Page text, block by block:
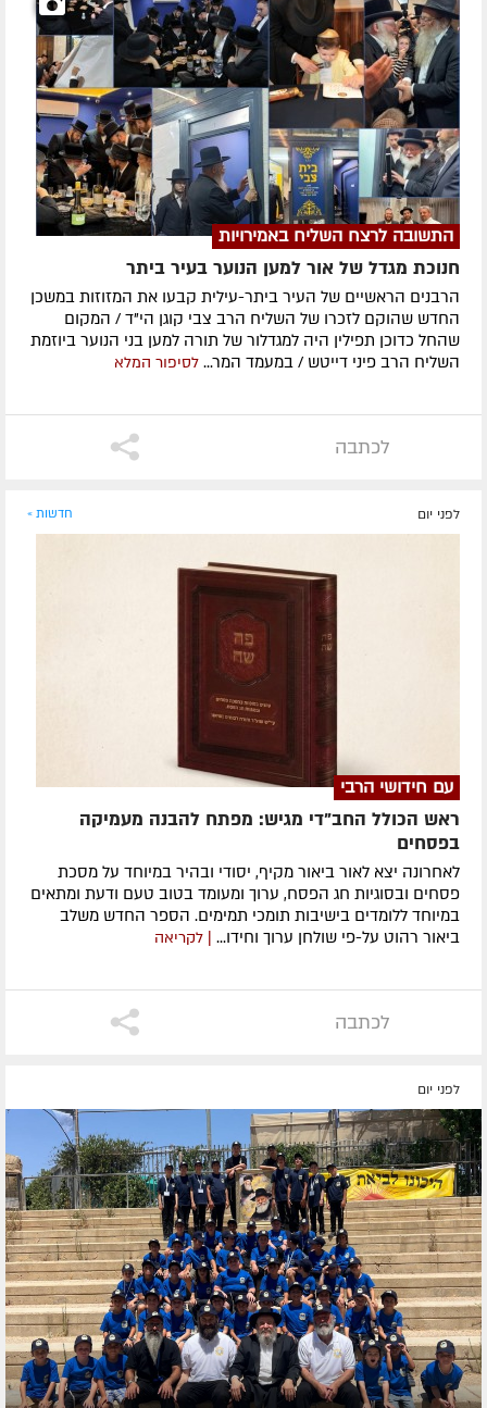
התשובה לרצח השליח באמירויות
חנוכת מגדל של אור למען הנוער בעיר ביתר
הרבנים הראשיים של העיר ביתר-עילית קבעו את המזוזות במשכן
החדש שהוקם לזכרו של השליח הרב צבי קוגן הי"ד / המקום
שהחל כדוכן תפילין היה למגדלור של תורה למען בני הנוער ביוזמת
השליח הרב פיני דייטש / במעמד המר... לסיפור המלא
לכתבה
לפני יום חדשות »
עם חידושי הרבי
ראש הכולל החב"די מגיש: מפתח להבנה מעמיקה
בפסחים
לאחרונה ​יצא לאור ביאור מקיף, יסודי ובהיר במיוחד על מסכת
פסחים ובסוגיות חג הפסח, ערוך ומעומד בטוב טעם ודעת ומתאים
במיוחד ללומדים בישיבות תומכי תמימים. ​הספר החדש משלב
ביאור רהוט על-פי שולחן ערוך וחידו... | לקריאה
לכתבה
לפני יום